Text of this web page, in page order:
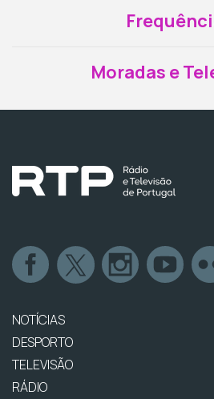
Moradas e
NOTÍCIAS
DESPORTO
TELEVISÃO
RÁDIO